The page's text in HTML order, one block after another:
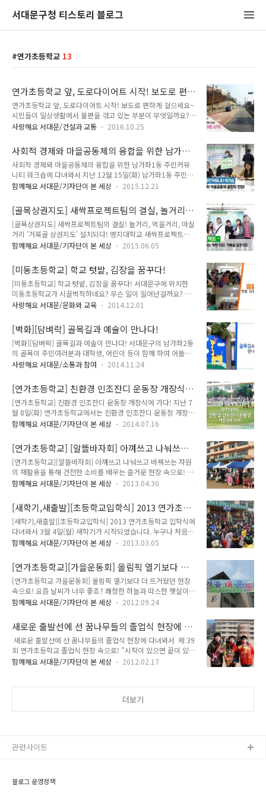
서대문구청 티스토리 블로그
연가초등학교 13
연가초등학교 앞, 도로다이어트 시작! 보도로 편
하게 걸으세요~
연가초등학교 앞, 도로다이어트 시작! 보도로 편하게 걸으세요~
시민들이 일상생활에서 불편을 겪고 있는 부분이 무엇일까요?
주민들의 편하고 쾌적한 보행환경을 위해 '도로다이어트'를 시작
나은 보행환경을 제공할 수 있겠죠! 그럼 어느곳이 어떻게 진행
되는지 TONG지기와 함께 알아볼까요~^^ :: 도로다이어트 ○
대 상 : 연가초등학교 후문 앞 도로 ○ 기 간 : 2016. 9.~11. ○
개선내용 - 증가로 연가초등학교 후문 앞 도로의 차로 폭을 축소
(10.6m → 8.9m)하여 보행자 안전을 위한 보도 조성, 안전난간
서대문구청 교통행정과 ☎ 330-1797 이곳은 평소 어린이..
사랑해요 서대문/건설과 교통 2016.10.25
사회적 경제와 마을공동체의 융합을 위한 남가좌
1동 주민커뮤니티 워크숍에 다녀와서
사회적 경제와 마을공동체의 융합을 위한 남가좌1동 주민커뮤
니티 워크숍에 다녀와서 지난 12월 15일(화) 남가좌1동 주민센
터에서 뜻깊은 행사가 열렸어요. 새롭게 태어난 주민 소통공간인
날씨에도 정말 많은 분들이 오셔서 함께 하셨는데요. 그 현장을
소개해 드릴게요. 본 행사가 시작되기 전 체험부스가 마련된 공
간에서는 여러가지 다채로운 행사가 진행되고 있었습니다. 체험
부스에서는 민화의 향기, 회원들의 민화 그리기와 민화 전시, 리
본 만들기, 동전지갑 만들기, 문패 만들기 등을 체험해 볼 수 있
를 보니 그림 속의 꽃들이 향기를 퍼뜨리고 있는 듯 했어요. 그동
안 갈고 닦은 실력들이 대단하게..
함께해요 서대문/기자단이 본 세상 2015.12.21
[골목상권지도] 새싹프로젝트팀의 결실, 놀거리,
먹을거리, 마실거리 '거북골 상권지도' 설치되다!
[골목상권지도] 새싹프로젝트팀의 결실! 놀거리, 먹을거리, 마실
거리 '거북골 상권지도' 설치되다! 명지대학교 새싹프로젝트팀
들의 꿈과 노력의 결실인 거북골 상권지도가 설치되었답니다. 그
렸던 새싹프로젝트 기사를 기억하시지요? ⇒ 반짝이는 아이디
어와 열정으로 명지대 상권활성화를 위해 함께 뛰는 새싹 프로젝
트 바로 가기 명지대학교 학생들이 위키서울 공모사업의 지도 아
이디어로 선정되어 서울시의 지원을 받아 지도 제작을 하게 되었
습니다. 그동안 발로 뛰며 지역 상권지도를 만들기 위하여 학생
단 학생들의 노력뿐만 아니라 명지대 부근의 지역주민과 상인들
이 학생들과 함께 힘을 합해 만들어낸 결과물이기..
함께해요 서대문/기자단이 본 세상 2015.06.05
[미동초등학교] 학교 텃밭, 김장을 꿈꾸다!
[미동초등학교] 학교 텃밭, 김장을 꿈꾸다! 서대문구에 위치한
미동초등학교가 시끌벅적하네요? 무슨 일이 일어난걸까요? 무
슨 일인지 궁금하시면 지기와 함께 가보실까요? 미동초등학교
학생들의 모습이랍니다^^ 김장 체험활동은 교내 텃밭에서 재배
한 배추, 무, 갓 및 친환경 농산물을 이용한 김장 담그기 체험을
통해 안전한 먹거리의 소중함을 인식하고자 '친환경급식 교육 공
동체 커뮤니티'에서 운영하는 프로그램입니다. 김장에 사용된 재
료들은 지난 늦여름부터 학생들이 학교텃밭에서 정성껏 가꿔 수
행사는 사전 간담회, 김장 재료의 준비, 김치 담그기, 수업 진행·
보조 등 관내 주민으로 구성 된 김장..
사랑해요 서대문/문화와 교육 2014.12.01
[벽화][담벼락] 골목길과 예술이 만나다!
[벽화][담벼락] 골목길과 예술이 만나다! 서대문구의 남가좌2동
의 골목이 주민여러분과 대학생, 어린이 등이 함께 하여 어둡고
칙칙한 담벼락에서 알록달록하고 깨끗한 느낌의 골목길로 탄생
데요~ ^_^ 한층 더 밝고 귀여운 느낌이 들지 않나요? 이 벽화는
서대문구의 2014년 1% 주민참여예산제로 선정되어 마을공동
체 사업으로 지원하고 있는 '골목길과 예술이 만나다' 사업의 활
동 입니다. 지난 11월 7일부터 3일간 지역 주민, 명지대학교 학
생, 관내 초·중·고등학생과 학부모님 등이 함께 자원봉사에 참
깨끗한 골목길로 재탄생 하였습니다. 크리스마스 느낌 제대로!!
고사리 같은 아이의 손길로 탄생..
사랑해요 서대문/소통과 참여 2014.11.24
[연가초등학교] 친환경 인조잔디 운동장 개장식
에 가다!
[연가초등학교] 친환경 인조잔디 운동장 개장식에 가다! 지난 7
월 8일(화) 연가초등학교에서는 친환경 인조잔디 운동장 개장식
을 열었습니다. 서부교육청과 서대문구청이 지원한 인조잔디 운
어놀 수 있도록 하여 우리 아이들이 밝고 건강하게 자랄 수 있게
도와줄 것입니다. 많은 학부모님과 내빈의 축하속에 진행된 개장
식과 공사 기간동안 운동장을 쓰지 못했던 아이들이 신나게 뛸
수 있는 기회를 주고자 마련된 소체육대회까지 TONG이 전해드
릴게요^^ 인조잔디가 깔린 운동장입니다. 친환경이라 어린이들
이예요. 지난 6월 26일 KBL 총재배 어린이 농구 큰잔치 우승한
연가초등학교 농구부가 앞으로 더욱..
함께해요 서대문/기자단이 본 세상 2014.07.16
[연가초등학교] [알뜰바자회] 아껴쓰고 나눠쓰고
바꿔쓰는 자원의 재활용을 통해 건전한 소비를 배
우는 즐거운 현장 속으로!
[연가초등학교][알뜰바자회] 아껴쓰고 나눠쓰고 바꿔쓰는 자원
의 재활용을 통해 건전한 소비를 배우는 즐거운 현장 속으로! 변
덕스런 봄날씨가 계속되고 있는 요즘입니다. 지난 26일(금) 전날
들과 어린이들의 열기가 가득했습니다. 다름아닌 알뜰바자회가
열리기 때문이었죠. 어린이들과 사람들로 붐볐던 왁자지껄 신나
는 바자회 현장 속으로 TONG과 함께 가실까요? 내게는 필요하
지 않지만 누군가에게는 필요한 물건들이 운동장을 가득 메우고
저렴한 가격으로 판매되어 학교발전기금으로 모아지는 알뜰바
있습니다. 1학년부터 6학년까지 전교생 2200명의 각 반 어머니
들이 반별로 모인 재활용품을 판매해 학교발전..
함께해요 서대문/기자단이 본 세상 2013.04.30
[새학기,새출발][초등학교입학식] 2013 연가초등
학교 입학식에 다녀와서
[새학기,새출발][초등학교입학식] 2013 연가초등학교 입학식에
다녀와서 3월 4일(월) 새학기가 시작되었습니다. 누구나 처음은
설레이기 마련일텐데요, 유치원에서 초등학교에 입학하는 1학
꿈나무 초등학교 1학년 입학식에 TONG이 다녀왔습니다. ^^ 서
대문구 연가초등학교 입학식은 오전 11시에 시작되었습니다. 2
학년 상급생들이 만든 색종이 왕관과 이름표를 목에 건 1학년생
들과 함께 입학식에 참석한 학부모와 격려차 나온 상급생 6학년
학생들로 넓은 운동장과 스탠드가 꽉 찼지만 소란스럽지 않게 진
기도 합니다. 그래도 의젓하게 입학식을 치르는 모습이 대견스럽
습니다. 교장선생님의 격려사가 짧아졌..
함께해요 서대문/기자단이 본 세상 2013.03.05
[연가초등학교][가을운동회] 올림픽 열기보다 더
뜨거웠던 현장 속으로!
[연가초등학교 가을운동회] 올림픽 열기보다 더 뜨거웠던 현장
속으로! 요즘 날씨가 너무 좋죠? 쾌청한 하늘과 따스한 햇살이
내리쬐는 전형적인 가을 날씨입니다. 가을하면 무엇이 떠오르세
어들이 떠오릅니다. 그 중 초등학교 가을 운동회가 기억에 남는
데요, 만국기가 운동장에 걸리고 운동장에 모여서 순서를 기다렸
던 것들이며 숨이 턱까지 차오를 때까지 달려서 받은 1등 도장,
전날 밤 엄마와 함께 만들었던 오재미를 던져 박을 터뜨렸던 기
억, 목이 터져라 응원했지만 아쉽게 바톤을 떨어뜨려 졌던 쓰라
함께해요 서대문/기자단이 본 세상 2012.09.24
새로운 출발선에 선 꿈나무들의 졸업식 현장에 다
녀와서
새로운 출발선에 선 꿈나무들의 졸업식 현장에 다녀와서 제 39
회 연가초등학교 졸업식 현장 속으로! "시작이 있으면 끝이 있
다"라는 말이 있습니다. 무엇인가를 시작하고 끝을 낸다는 것은
학년, 병아리처럼 귀엽고 아기같던 어린이들에게 6년간의 학교
은 학생수와 학급수가 많..
함께해요 서대문/기자단이 본 세상 2012.02.17
더보기
블로그 운영정책
관련사이트